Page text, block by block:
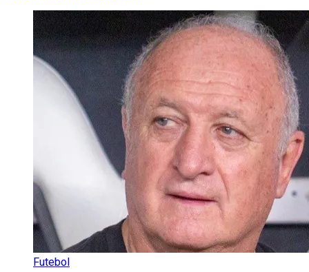
Futebol